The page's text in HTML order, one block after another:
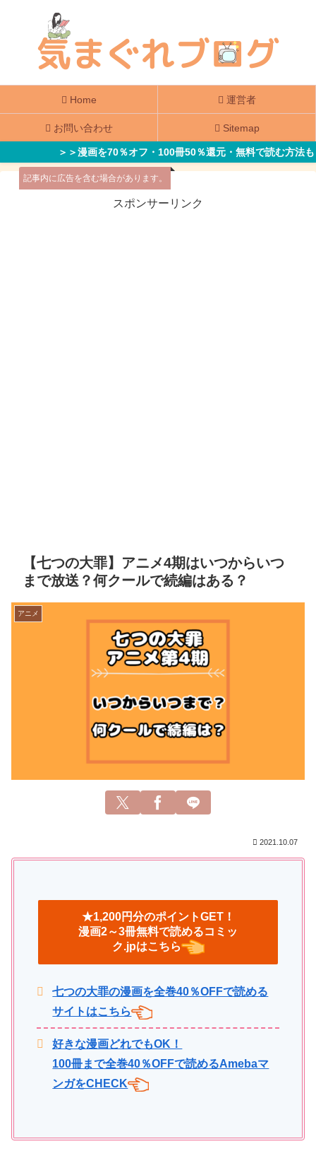
Home 運営者
お問い合わせ Sitemap
＞＞漫画を70％オフ・100冊50％還元・無料で読む方法も
記事内に広告を含む場合があります。
スポンサーリンク
【七つの大罪】アニメ4期はいつからいつ
まで放送？何クールで続編はある？
アニメ
2021.10.07
★1,200円分のポイントGET！
漫画2～3冊無料で読めるコミッ
ク.jpはこちら
七つの大罪の漫画を全巻40％OFFで読める
サイトはこちら
好きな漫画どれでもOK！
100冊まで全巻40％OFFで読めるAmebaマ
ンガをCHECK